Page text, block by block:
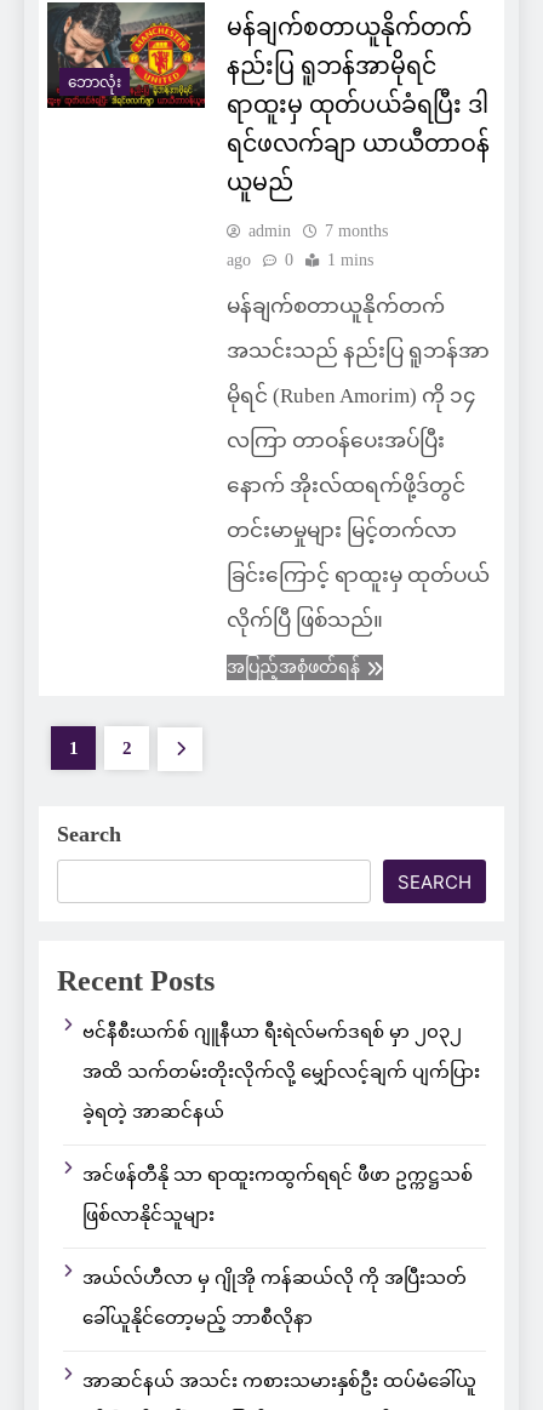
ဘောလုံး
မန်ချက်စတာယူနိုက်တက်
နည်းပြ ရူဘန်အာမိုရင်
ရာထူးမှ ထုတ်ပယ်ခံရပြီး ဒါ
ရင်ဖလက်ချာ ယာယီတာဝန်
ယူမည်
admin
7 months
ago
0 1 mins
မန်ချက်စတာယူနိုက်တက်
အသင်းသည် နည်းပြ ရူဘန်အာ
မိုရင် (Ruben Amorim) ကို ၁၄
လကြာ တာဝန်ပေးအပ်ပြီး
နောက် အိုးလ်ထရက်ဖို့ဒ်တွင်
တင်းမာမှုများ မြင့်တက်လာ
ခြင်းကြောင့် ရာထူးမှ ထုတ်ပယ်
လိုက်ပြီ ဖြစ်သည်။
အပြည့်အစုံဖတ်ရန်
1 2
Search
SEARCH
Recent Posts
ဗင်နီစီးယက်စ် ဂျူနီယာ ရီးရဲလ်မက်ဒရစ် မှာ ၂၀၃၂
အထိ သက်တမ်းတိုးလိုက်လို့ မျှော်လင့်ချက် ပျက်ပြား
ခဲ့ရတဲ့ အာဆင်နယ်
အင်ဖန်တီနို သာ ရာထူးကထွက်ရရင် ဖီဖာ ဥက္ကဋ္ဌသစ်
ဖြစ်လာနိုင်သူများ
အယ်လ်ဟီလာ မှ ဂျိုအို ကန်ဆယ်လို ကို အပြီးသတ်
ခေါ်ယူနိုင်တော့မည့် ဘာစီလိုနာ
အာဆင်နယ် အသင်း ကစားသမားနှစ်ဦး ထပ်မံခေါ်ယူ